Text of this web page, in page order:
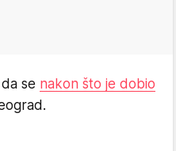
se nakon što je dobio